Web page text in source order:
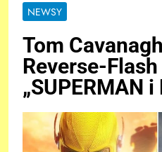
NEWSY
Tom
Reverse-
„SUPERMAN i